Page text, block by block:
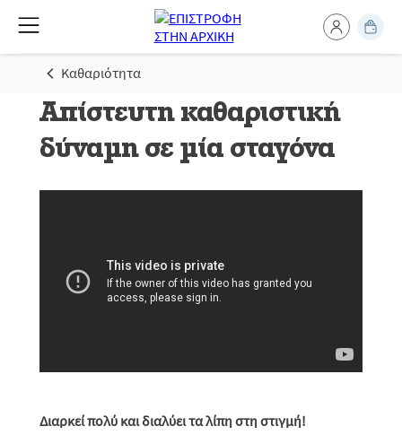
Καθαριότητα
Απίστευτη καθαριστική
δύναμη σε μία σταγόνα
Διαρκεί πολύ και διαλύει τα λίπη στη στιγμή!